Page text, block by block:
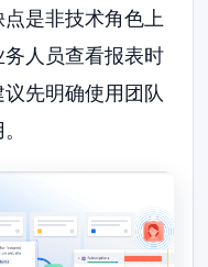
是非技术角色上
人员查看报表时
先明确使用团队